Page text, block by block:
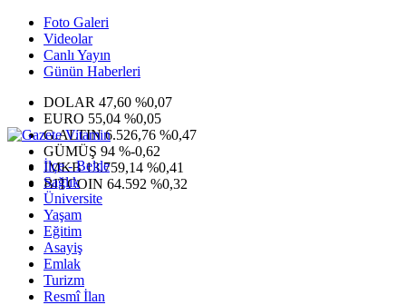
Foto Galeri
Videolar
Canlı Yayın
Günün Haberleri
DOLAR 47,60 %0,07
EURO 55,04 %0,05
G.ALTIN6.526,76 %0,47
GÜMÜŞ 94 %-0,62
IMKB13.759,14 %0,41
BITCOIN 64.592 %0,32
İlçe - Belde
Sağlık
Üniversite
Yaşam
Eğitim
Asayiş
Emlak
Turizm
Resmî İlan